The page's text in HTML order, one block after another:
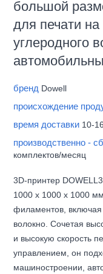
большой
для печати
углеродного
бренд Dowell
происхождение
время доставки 10-
производственно -
комплектов/месяц
3D-принтер
1000 x 1000 x 1000
филаментов,
волокно. Сочетая
и высокую скорость
управлением, он
машиностроении,